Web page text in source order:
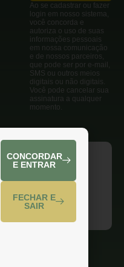
Ao se cadastrar ou fazer
login em nosso sistema,
você concorda e
autoriza o uso de suas
informações pessoais
em nossa comunicação
e de nossos parceiros,
que pode ser por e-mail,
SMS ou outros meios
digitais ou não digitais.
Você pode cancelar sua
assinatura a qualquer
momento.
CONCORDAR
E ENTRAR
FECHAR E
SAIR